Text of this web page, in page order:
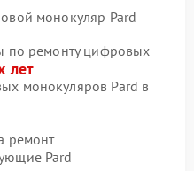
монокуляр Pard
по ремонту цифровых
лет
монокуляров Pard в
ремонт
Pard